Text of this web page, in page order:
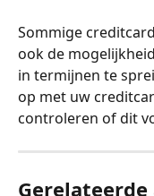
Sommige
ook de
in termijnen te
op met uw
controleren of dit